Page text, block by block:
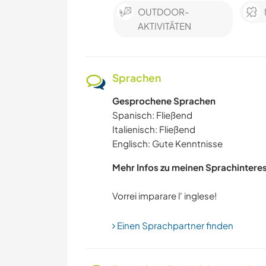
OUTDOOR-
AKTIVITÄTEN
Sprachen
Gesprochene Sprachen
Spanisch: Fließend
Italienisch: Fließend
Englisch: Gute Kenntnisse
Mehr Infos zu meinen
Einen Sprachpartner finden